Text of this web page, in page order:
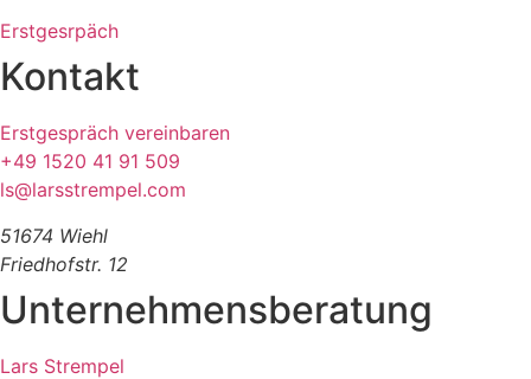
Erstgesrpäch
Kontakt
Erstgespräch vereinbaren
+49 1520 41 91 509
ls@larsstrempel.com
51674 Wiehl
Friedhofstr. 12
Unternehmensberatung
Lars Strempel